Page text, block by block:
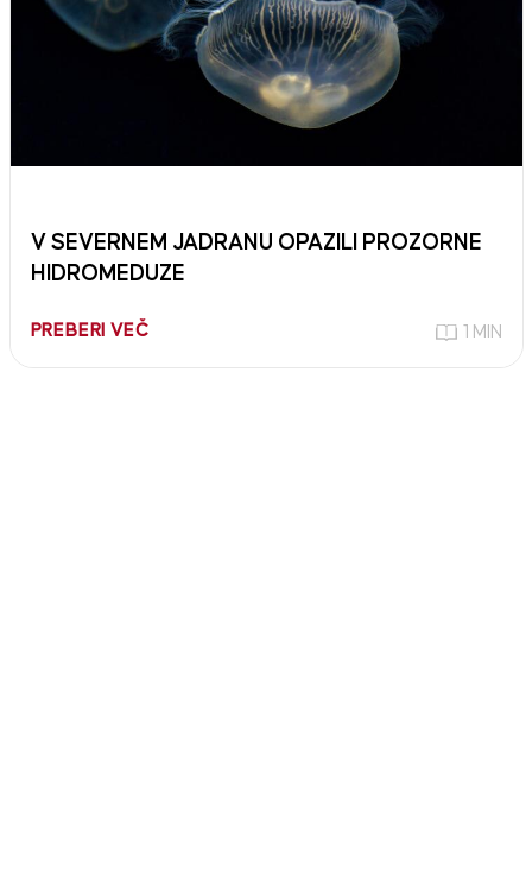
V SEVERNEM JADRANU OPAZILI PROZORNE
HIDROMEDUZE
PREBERI VEČ 1 MIN